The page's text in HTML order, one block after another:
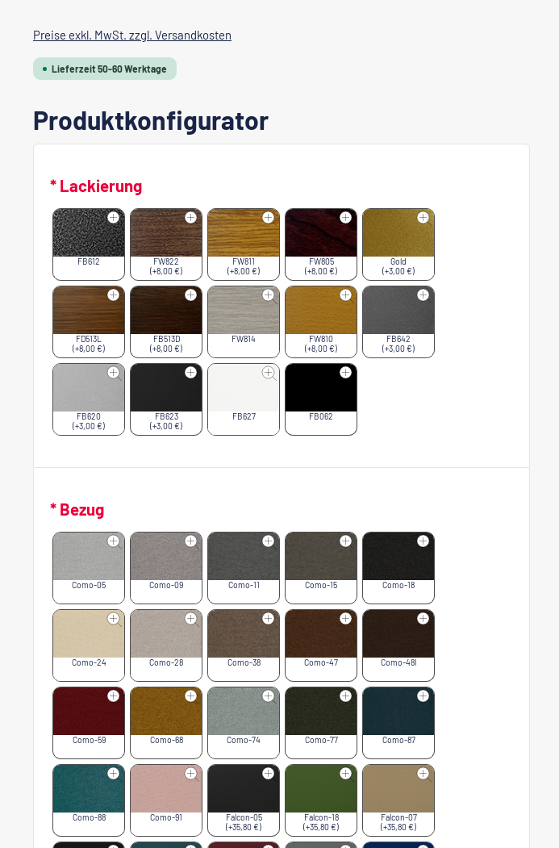
Preise exkl. MwSt. zzgl. Versandkosten
Lieferzeit 50-60 Werktage
Produktkonfigurator
* Lackierung
FB612
FW822
(+8,00 €)
FW811
(+8,00 €)
FW805
(+8,00 €)
Gold
(+3,00 €)
FD513L
(+8,00 €)
FB513D
(+8,00 €)
FW814
FW810
(+8,00 €)
FB642
(+3,00 €)
FB620
(+3,00 €)
FB623
(+3,00 €)
FB627 FB062
* Bezug
Como-05 Como-09 Como-11 Como-15 Como-18
Como-24 Como-28 Como-38 Como-47 Como-48l
Como-59 Como-68 Como-74 Como-77 Como-87
Como-88 Como-91
Falcon-05
(+35,80 €)
Falcon-18
(+35,80 €)
Falcon-07
(+35,80 €)